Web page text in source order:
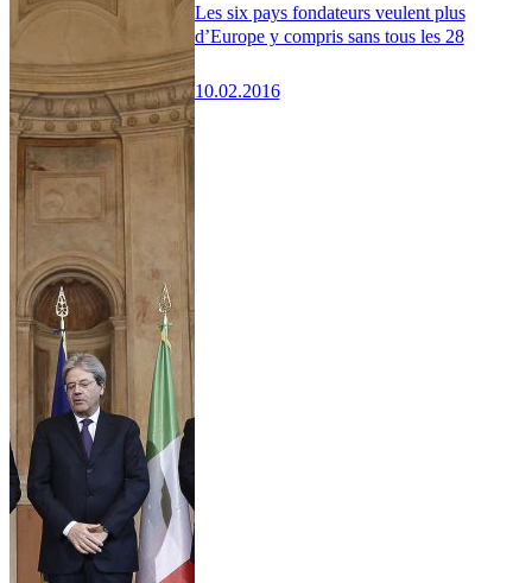
Les six pays fondateurs veulent plus
d’Europe y compris sans tous les 28
10.02.2016